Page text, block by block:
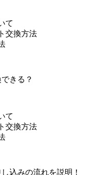
て
交換方法
きる？
て
交換方法
込みの流れを説明！